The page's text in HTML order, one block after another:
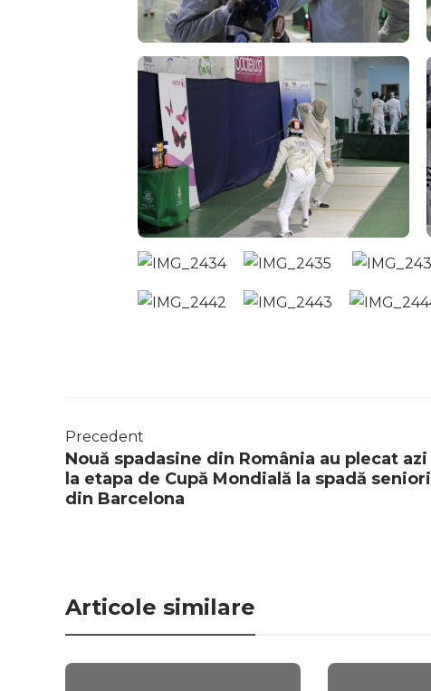
Precedent
Nouă spadasine din România au plecat azi
la etapa de Cupă Mondială la spadă seniori
din Barcelona
Articole similare